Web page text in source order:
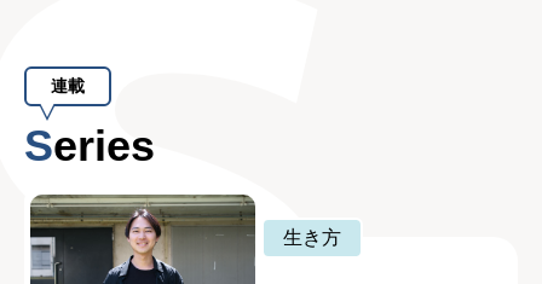
連載
Series
生き方